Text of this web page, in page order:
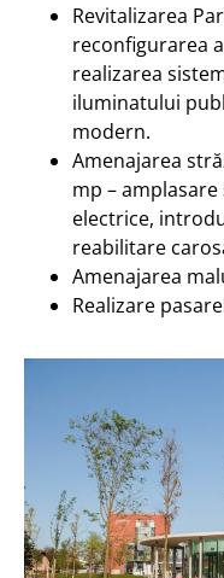
Revitalizarea
reconfigurarea
realizarea
iluminatului
modern.
Amenajarea
mp –
electrice,
reabilitare
Amenajarea
Realizare